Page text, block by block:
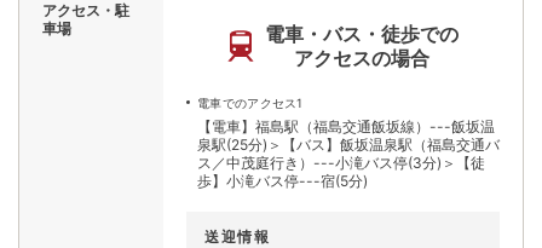
アクセス・駐
車場
電車・バス・徒歩での
アクセスの場合
電車でのアクセス1
【電車】福島駅（福島交通飯坂線）---飯坂温
泉駅(25分)＞【バス】飯坂温泉駅（福島交通バ
ス／中茂庭行き）---小滝バス停(3分)＞【徒
歩】小滝バス停---宿(5分)
送迎情報